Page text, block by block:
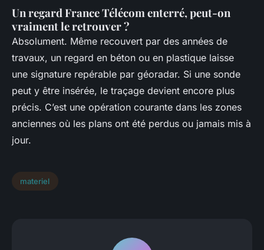
Un regard France Télécom enterré, peut-on
vraiment le retrouver ?
Absolument. Même recouvert par des années de
travaux, un regard en béton ou en plastique laisse
une signature repérable par géoradar. Si une sonde
peut y être insérée, le traçage devient encore plus
précis. C’est une opération courante dans les zones
anciennes où les plans ont été perdus ou jamais mis à
jour.
materiel